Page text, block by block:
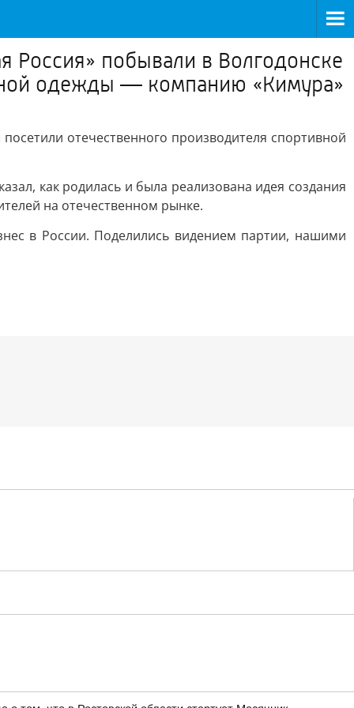
Россия» побывали в Волгодонске
одежды — компанию «Кимура»
отечественного производителя спортивной
как родилась и была реализована идея создания
на отечественном рынке.
в России. Поделились видением партии, нашими